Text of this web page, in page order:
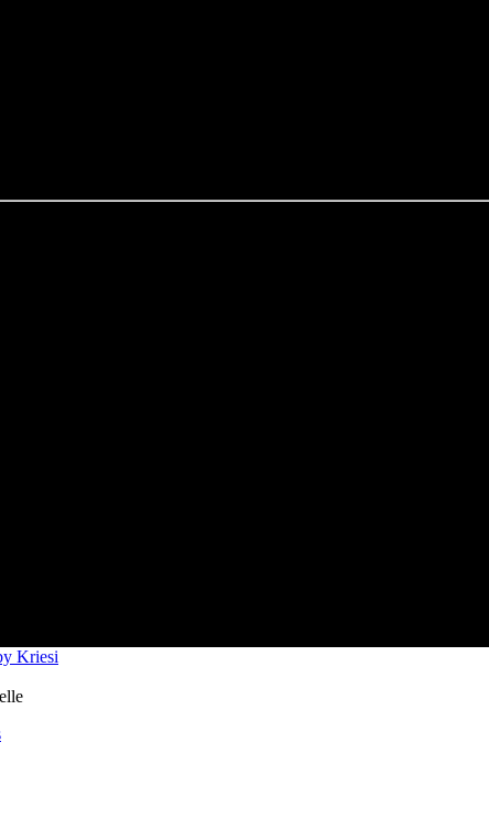
Kriesi